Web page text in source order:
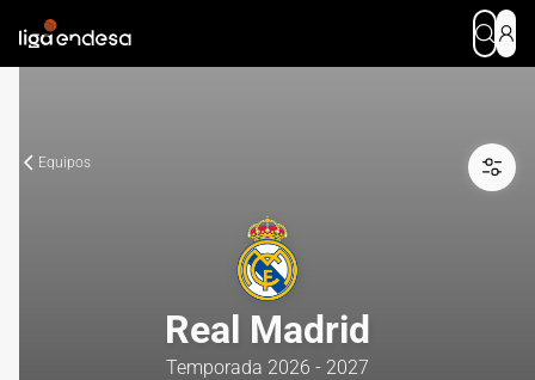
Equipos
Real Madrid
Temporada 2026 - 2027